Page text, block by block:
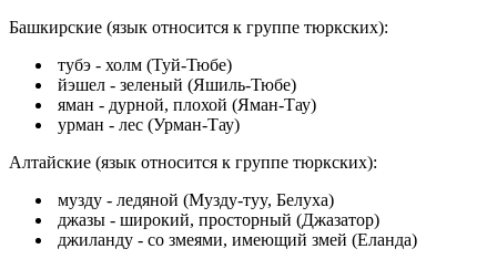
Башкирские (язык относится к группе тюркских):
тубэ - холм (Туй-Тюбе)
йэшел - зеленый (Яшиль-Тюбе)
яман - дурной, плохой (Яман-Тау)
урман - лес (Урман-Тау)
Алтайские (язык относится к группе тюркских):
мyздy - ледяной (Мyздy-тyy, Белуха)
джазы - шиpокий, пpостоpный (Джазатор)
джиландy - со змеями, имеющий змей (Еланда)